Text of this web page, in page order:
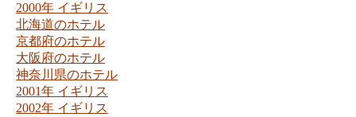
2000年 イギリス
北海道のホテル
京都府のホテル
大阪府のホテル
神奈川県のホテル
2001年 イギリス
2002年 イギリス